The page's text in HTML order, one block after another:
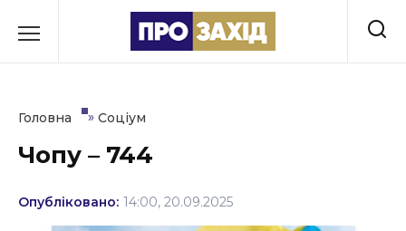
до
Головна » Соціум
Чопу – 744
Опубліковано: 14:00, 20.09.2025